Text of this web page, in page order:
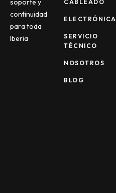
soporte y
continuidad
para toda
Iberia
CABLEADO
ELECTRÓNICA
SERVICIO
TÉCNICO
NOSOTROS
BLOG